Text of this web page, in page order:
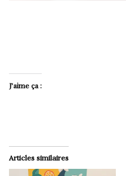
J’aime ça :
Articles similaires